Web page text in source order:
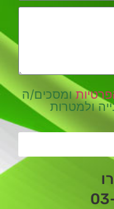
ומסכים/ה
ולמטרות